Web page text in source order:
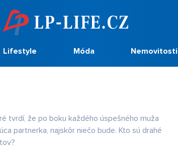
Lifestyle Móda Nemovitosti
tvrdí, že po boku každého úspešného muža
partnerka, najskôr niečo bude. Kto sú drahé